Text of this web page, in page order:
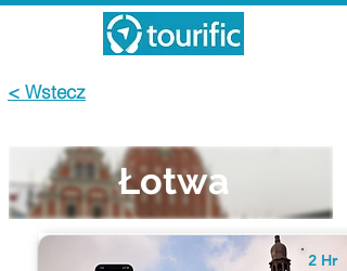
< Wstecz
Łotwa
2 Hr